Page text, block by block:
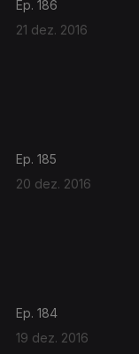
Ep. 186
21 dez. 2016
Ep. 185
20 dez. 2016
Ep. 184
19 dez. 2016